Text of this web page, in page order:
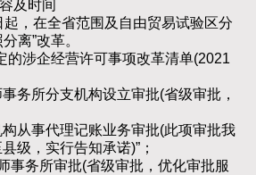
及时间
在全省范围及自由贸易试验区分
离”改革。
涉企经营许可事项改革清单(2021
所分支机构设立审批(省级审批，
从事代理记账业务审批(此项审批我
级，实行告知承诺)”；
务所审批(省级审批，优化审批服